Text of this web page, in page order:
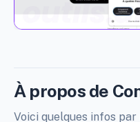
À propos de
Voici quelques infos